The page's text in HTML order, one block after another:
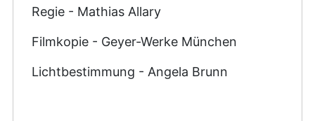
Regie - Mathias Allary
Filmkopie - Geyer-Werke München
Lichtbestimmung - Angela Brunn